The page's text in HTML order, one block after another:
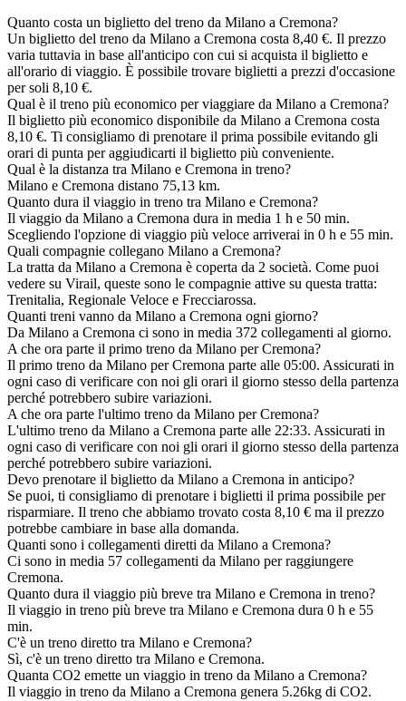
Quanto costa un biglietto del treno da Milano a Cremona?
Un biglietto del treno da Milano a Cremona costa 8,40 €. Il prezzo
varia tuttavia in base all'anticipo con cui si acquista il biglietto e
all'orario di viaggio. È possibile trovare biglietti a prezzi d'occasione
per soli 8,10 €.
Qual è il treno più economico per viaggiare da Milano a Cremona?
Il biglietto più economico disponibile da Milano a Cremona costa
8,10 €. Ti consigliamo di prenotare il prima possibile evitando gli
orari di punta per aggiudicarti il biglietto più conveniente.
Qual è la distanza tra Milano e Cremona in treno?
Milano e Cremona distano 75,13 km.
Quanto dura il viaggio in treno tra Milano e Cremona?
Il viaggio da Milano a Cremona dura in media 1 h e 50 min.
Scegliendo l'opzione di viaggio più veloce arriverai in 0 h e 55 min.
Quali compagnie collegano Milano a Cremona?
La tratta da Milano a Cremona è coperta da 2 società. Come puoi
vedere su Virail, queste sono le compagnie attive su questa tratta:
Trenitalia, Regionale Veloce e Frecciarossa.
Quanti treni vanno da Milano a Cremona ogni giorno?
Da Milano a Cremona ci sono in media 372 collegamenti al giorno.
A che ora parte il primo treno da Milano per Cremona?
Il primo treno da Milano per Cremona parte alle 05:00. Assicurati in
ogni caso di verificare con noi gli orari il giorno stesso della partenza
perché potrebbero subire variazioni.
A che ora parte l'ultimo treno da Milano per Cremona?
L'ultimo treno da Milano a Cremona parte alle 22:33. Assicurati in
ogni caso di verificare con noi gli orari il giorno stesso della partenza
perché potrebbero subire variazioni.
Devo prenotare il biglietto da Milano a Cremona in anticipo?
Se puoi, ti consigliamo di prenotare i biglietti il prima possibile per
risparmiare. Il treno che abbiamo trovato costa 8,10 € ma il prezzo
potrebbe cambiare in base alla domanda.
Quanti sono i collegamenti diretti da Milano a Cremona?
Ci sono in media 57 collegamenti da Milano per raggiungere
Cremona.
Quanto dura il viaggio più breve tra Milano e Cremona in treno?
Il viaggio in treno più breve tra Milano e Cremona dura 0 h e 55
min.
C'è un treno diretto tra Milano e Cremona?
Sì, c'è un treno diretto tra Milano e Cremona.
Quanta CO2 emette un viaggio in treno da Milano a Cremona?
Il viaggio in treno da Milano a Cremona genera 5.26kg di CO2.